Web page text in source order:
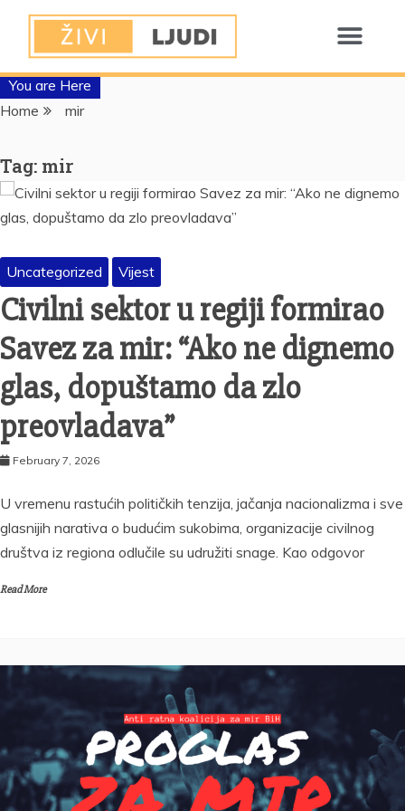
You are Here
Home
mir
Tag: mir
Uncategorized Vijest
Civilni sektor u regiji formirao
Savez za mir: “Ako ne dignemo
glas, dopuštamo da zlo
preovladava”
February 7, 2026
U vremenu rastućih političkih tenzija, jačanja nacionalizma i sve
glasnijih narativa o budućim sukobima, organizacije civilnog
društva iz regiona odlučile su udružiti snage. Kao odgovor
Read More